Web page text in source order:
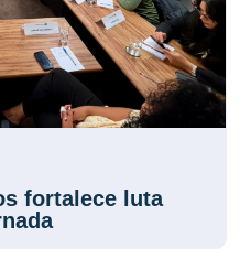
fortalece luta